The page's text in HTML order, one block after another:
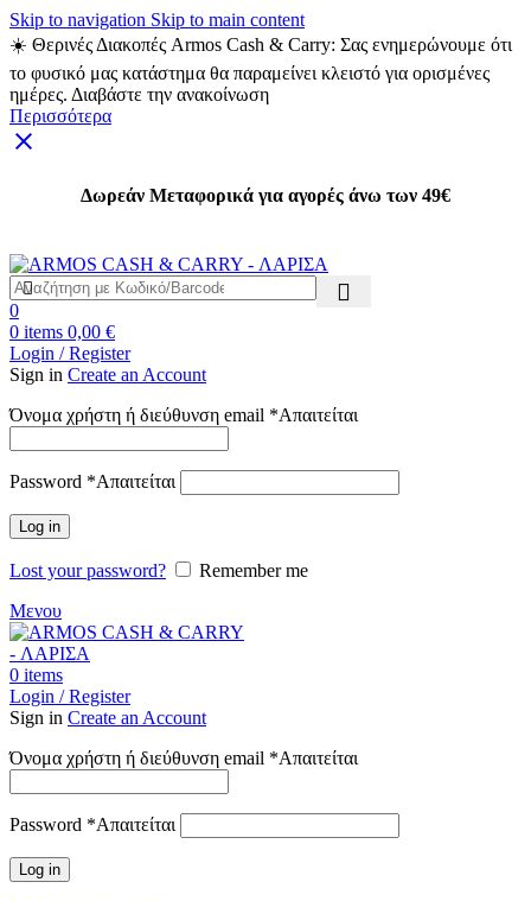
Skip to navigation Skip to main content
☀️ Θερινές Διακοπές Armos Cash & Carry: Σας ενημερώνουμε ότι
το φυσικό μας κατάστημα θα παραμείνει κλειστό για ορισμένες
ημέρες. Διαβάστε την ανακοίνωση
Περισσότερα
Δωρεάν Μεταφορικά για αγορές άνω των 49€
0
0 items 0,00 €
Login / Register
Sign in Create an Account
Όνομα χρήστη ή διεύθυνση email *Απαιτείται
Password *Απαιτείται
Log in
Lost your password?
Remember me
Μενου
0 items
Login / Register
Sign in Create an Account
Όνομα χρήστη ή διεύθυνση email *Απαιτείται
Password *Απαιτείται
Log in